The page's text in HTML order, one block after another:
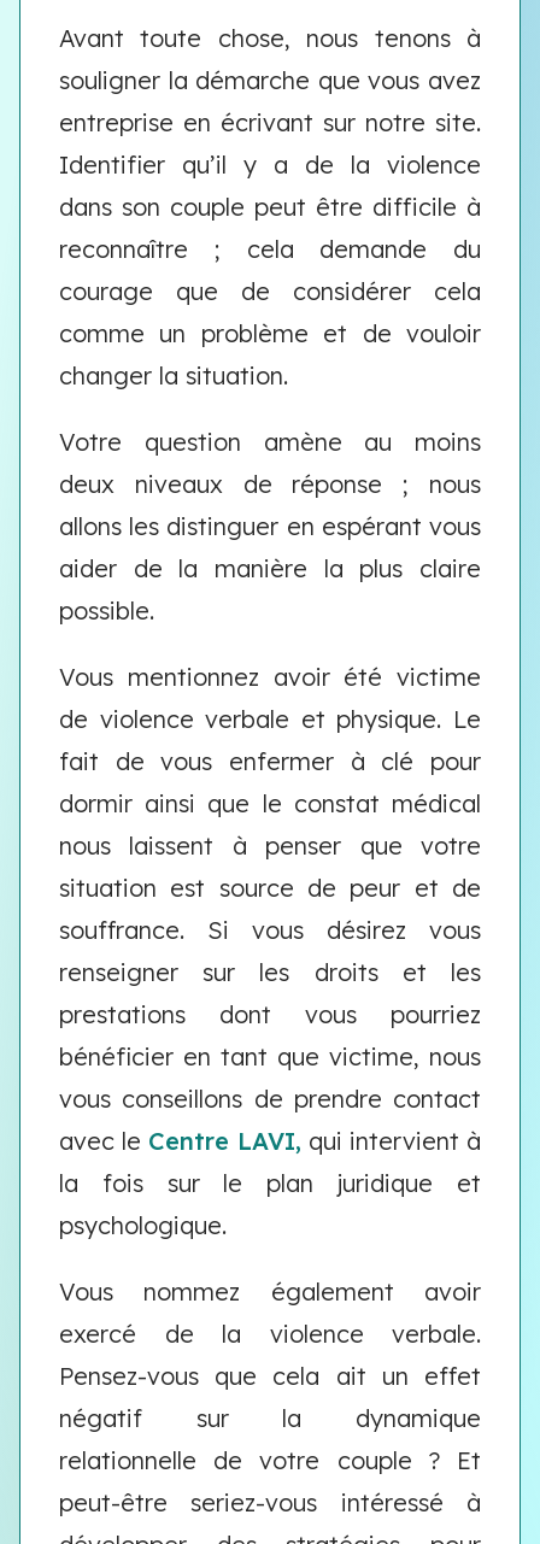
Avant toute chose, nous tenons à
souligner la démarche que vous avez
entreprise en écrivant sur notre site.
Identifier qu’il y a de la violence
dans son couple peut être difficile à
reconnaître ; cela demande du
courage que de considérer cela
comme un problème et de vouloir
changer la situation.
Votre question amène au moins
deux niveaux de réponse ; nous
allons les distinguer en espérant vous
aider de la manière la plus claire
possible.
Vous mentionnez avoir été victime
de violence verbale et physique. Le
fait de vous enfermer à clé pour
dormir ainsi que le constat médical
nous laissent à penser que votre
situation est source de peur et de
souffrance. Si vous désirez vous
renseigner sur les droits et les
prestations dont vous pourriez
bénéficier en tant que victime, nous
vous conseillons de prendre contact
avec le Centre LAVI, qui intervient à
la fois sur le plan juridique et
psychologique.
Vous nommez également avoir
exercé de la violence verbale.
Pensez-vous que cela ait un effet
négatif sur la dynamique
relationnelle de votre couple ? Et
peut-être seriez-vous intéressé à